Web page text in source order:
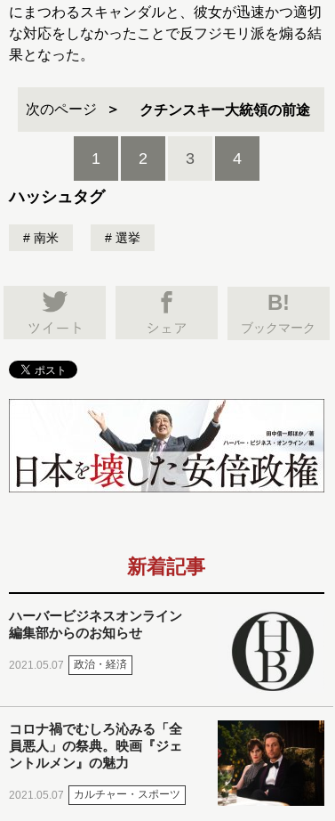
にまつわるスキャンダルと、彼女が迅速かつ適切
な対応をしなかったことで反フジモリ派を煽る結
果となった。
次のページ クチンスキー大統領の前途
1 2 3 4
ハッシュタグ
南米 選挙
B!
ブックマーク
新着記事
ハーバービジネスオンライン
編集部からのお知らせ
2021.05.07 政治・経済
コロナ禍でむしろ沁みる「全
員悪人」の祭典。映画『ジェ
ントルメン』の魅力
2021.05.07 カルチャー・スポーツ